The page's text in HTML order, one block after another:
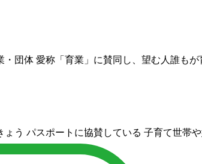
・団体 愛称「育業」に賛同し、望む人誰も
ょう パスポートに協賛している 子育て世帯